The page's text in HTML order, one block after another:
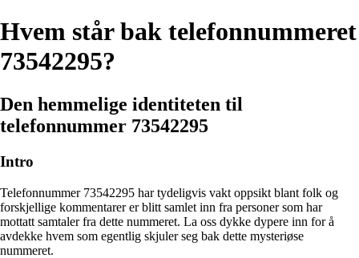
Hvem står bak telefonnummeret
73542295?
Den hemmelige identiteten til
telefonnummer 73542295
Intro
Telefonnummer 73542295 har tydeligvis vakt oppsikt blant folk og
forskjellige kommentarer er blitt samlet inn fra personer som har
mottatt samtaler fra dette nummeret. La oss dykke dypere inn for å
avdekke hvem som egentlig skjuler seg bak dette mysteriøse
nummeret.